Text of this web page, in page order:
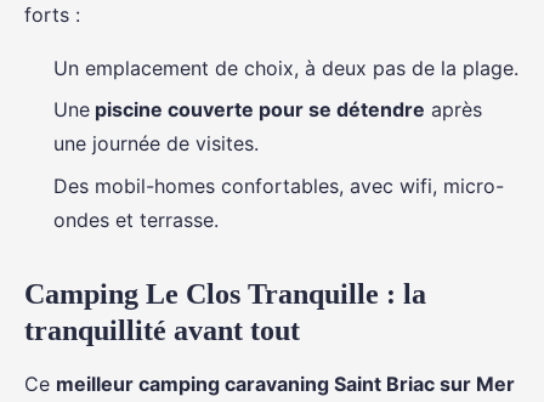
forts :
Un emplacement de choix, à deux pas de la plage.
Une piscine couverte pour se détendre après
une journée de visites.
Des mobil-homes confortables, avec wifi, micro-
ondes et terrasse.
Camping Le Clos Tranquille : la
tranquillité avant tout
Ce meilleur camping caravaning Saint Briac sur Mer